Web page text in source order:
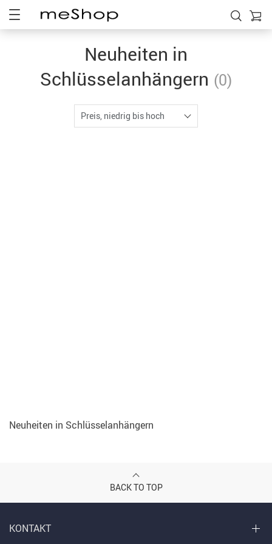
Neuheiten in
Schlüsselanhängern (0)
Preis, niedrig bis hoch
Neuheiten in Schlüsselanhängern
BACK TO TOP
KONTAKT